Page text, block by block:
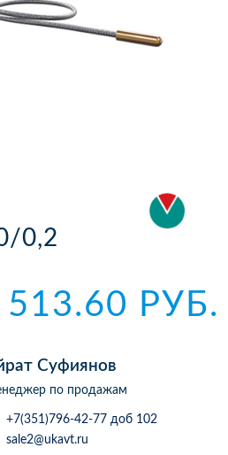
0,2
513.60 РУБ.
Суфиянов
по продажам
+7(351)796-42-77 доб 102
sale2@ukavt.ru